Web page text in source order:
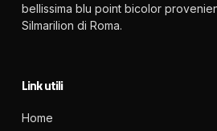
bellissima blu point bicolor
Silmarilion di Roma.
Link utili
Home